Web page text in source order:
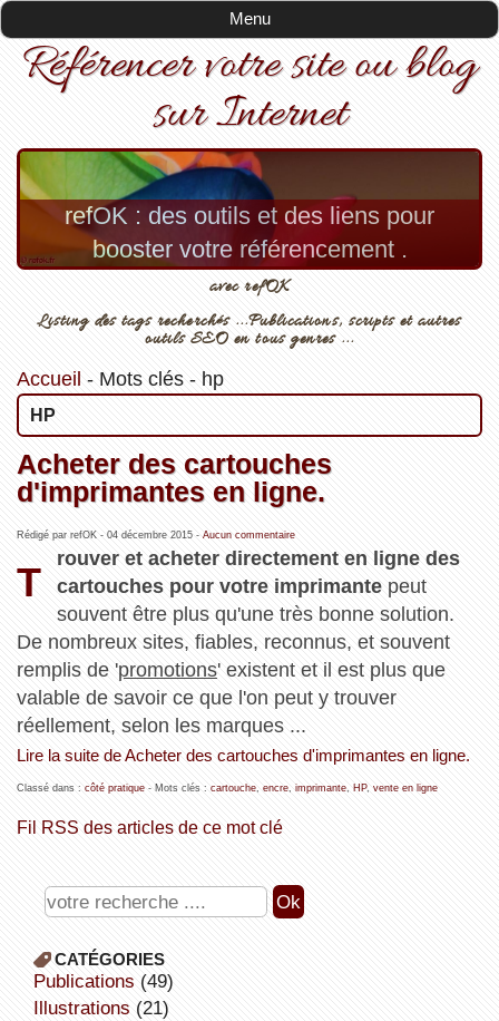
Menu
Référencer votre site ou blog
sur Internet
refOK : des outils et des liens pour
booster votre référencement .
avec refOK
Listing des tags recherchés ...Publications, scripts et autres
outils SEO en tous genres ...
Accueil - Mots clés- hp
HP
Acheter des cartouches
d'imprimantes en ligne.
Rédigé par refOK - 04 décembre 2015- Aucun commentaire
T
rouver et acheter directement en ligne des
cartouches pour votre imprimante peut
souvent être plus qu'une très bonne solution.
De nombreux sites, fiables, reconnus, et souvent
remplis de 'promotions' existent et il est plus que
valable de savoir ce que l'on peut y trouver
réellement, selon les marques ...
Lire la suite de Acheter des cartouches d'imprimantes en ligne.
Classé dans : côté pratique- Mots clés : cartouche, encre, imprimante, HP, vente en ligne
Fil RSS des articles de ce mot clé
CATÉGORIES
publications (49)
illustrations (21)